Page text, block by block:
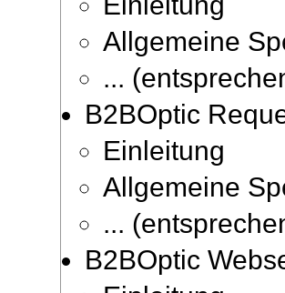
Allgemeine
...
B2BOptic
Einleitung
Allgemeine
...
B2BOptic